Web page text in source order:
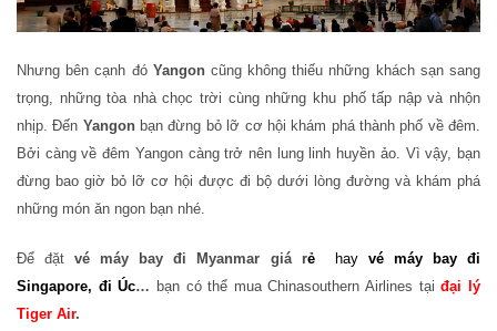
Nhưng bên cạnh đóYangoncũng không thiếu những khách sạn sang
trọng, những tòa nhà chọc trời cùng những khu phố tấp nập và nhộn
nhịp. Đến Yangonbạn đừng bỏ lỡ cơ hội khám phá thành phố về đêm.
Bởi càng về đêm Yangon càng trở nên lung linh huyền ảo. Vì vậy, bạn
đừng bao giờ bỏ lỡ cơ hội được đi bộ dưới lòng đường và khám phá
những món ăn ngon bạn nhé.
Để đặtvé máy bay đi Myanmar giá rẻ hay vé máy bay đi
Singapore, đi Úc… bạn có thể mua Chinasouthern Airlines tại đại lý
Tiger Air.